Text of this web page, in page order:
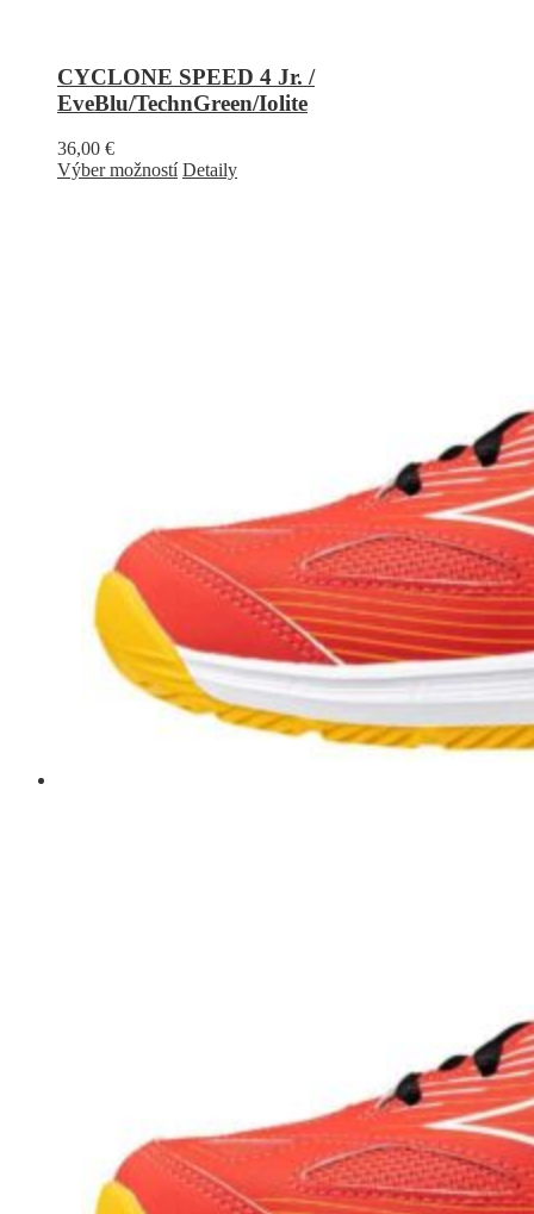
CYCLONE SPEED 4 Jr. /
EveBlu/TechnGreen/Iolite
36,00 €
Výber možností Detaily